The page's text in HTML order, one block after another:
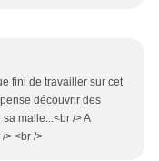
fini de travailler sur cet
découvrir des
malle...<br /> A
> <br />